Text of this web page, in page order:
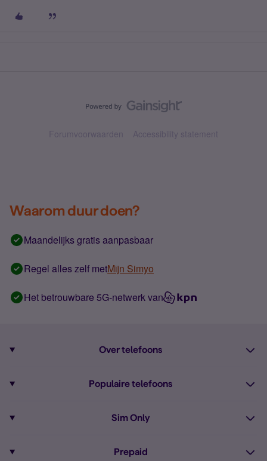
Forumvoorwaarden Accessibility statement
Waarom duur doen?
Maandelijks gratis aanpasbaar
Regel alles zelf metMijn Simyo
Het betrouwbare 5G-netwerk van
Over telefoons
Alle telefoons
Populaire telefoons
iPhone 16
Sim Only
Prepaid